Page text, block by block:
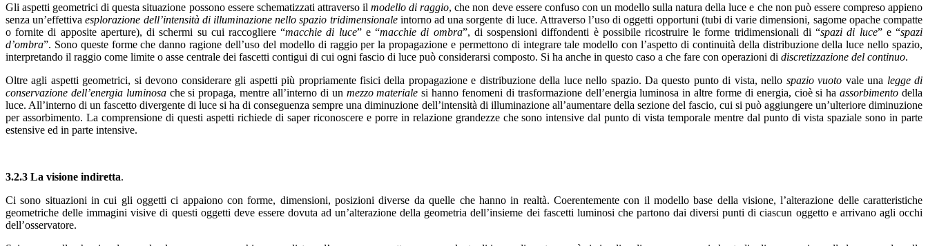
Gli aspetti geometrici di questa situazione possono essere schematizzati attraverso ilmodello di raggio, che non deve essere confuso con un modello sulla natura della luce e che non può essere compreso appieno
senza un’effettivaesplorazione dell’intensità di illuminazione nello spazio tridimensionaleintorno ad una sorgente di luce. Attraverso l’uso di oggetti opportuni (tubi di varie dimensioni, sagome opache compatte
o fornite di apposite aperture), di schermi su cui raccogliere “macchie di luce” e “macchie di ombra”, di sospensioni diffondenti è possibile ricostruire le forme tridimensionali di “spazi di luce” e “spazi
d’ombra”. Sono queste forme che danno ragione dell’uso del modello di raggio per la propagazione e permettono di integrare tale modello con l’aspetto di continuità della distribuzione della luce nello spazio,
interpretando il raggio come limite o asse centrale dei fascetti contigui di cui ogni fascio di luce può considerarsi composto. Si ha anche in questo caso a che fare con operazioni di discretizzazione del continuo.
Oltre agli aspetti geometrici, si devono considerare gli aspetti più propriamente fisici della propagazione e distribuzione della luce nello spazio. Da questo punto di vista, nello spazio vuoto vale una legge di
conservazione dell’energia luminosache si propaga, mentre all’interno di un mezzo materiale si hanno fenomeni di trasformazione dell’energia luminosa in altre forme di energia, cioè si haassorbimento della
luce. All’interno di un fascetto divergente di luce si ha di conseguenza sempre una diminuzione dell’intensità di illuminazione all’aumentare della sezione del fascio, cui si può aggiungere un’ulteriore diminuzione
per assorbimento. La comprensione di questi aspetti richiede di saper riconoscere e porre in relazione grandezze che sono intensive dal punto di vista temporale mentre dal punto di vista spaziale sono in parte
estensive ed in parte intensive.
3.2.3 La visione indiretta.
Ci sono situazioni in cui gli oggetti ci appaiono con forme, dimensioni, posizioni diverse da quelle che hanno in realtà. Coerentemente con il modello base della visione, l’alterazione delle caratteristiche
geometriche delle immagini visive di questi oggetti deve essere dovuta ad un’alterazione della geometria dell’insieme dei fascetti luminosi che partono dai diversi punti di ciascun oggetto e arrivano agli occhi
dell’osservatore.